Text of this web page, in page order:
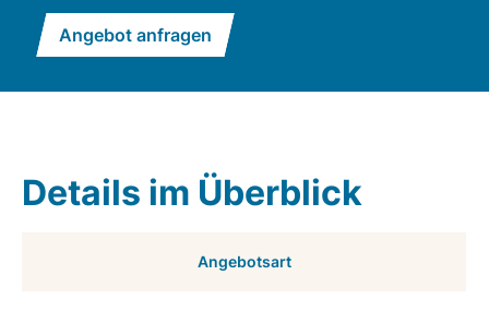
Angebot anfragen
Details im Überblick
Angebotsart